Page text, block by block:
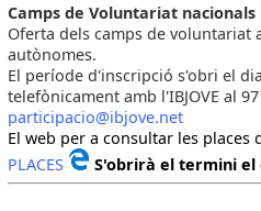
Camps de Voluntariat nacionals
Oferta dels camps de
autònomes.
El període d'inscripció s'obri el
telefònicament amb l'IBJOVE al
participacio@ibjove.net
El web per a consultar les
PLACES
S'obrirà el termini el